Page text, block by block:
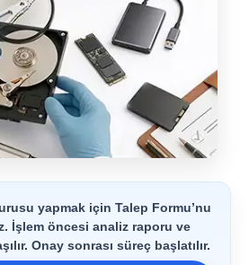
yapmak için Talep Formu’nu
İşlem öncesi analiz raporu ve
Onay sonrası süreç başlatılır.